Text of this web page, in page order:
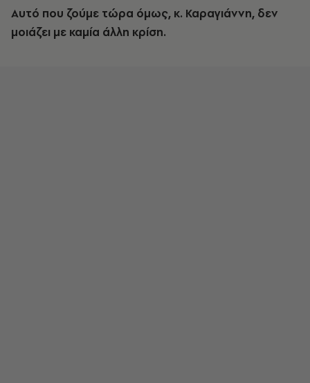
Αυτό που ζούμε τώρα όμως, κ. Καραγιάννη, δεν
μοιάζει με καμία άλλη κρίση.